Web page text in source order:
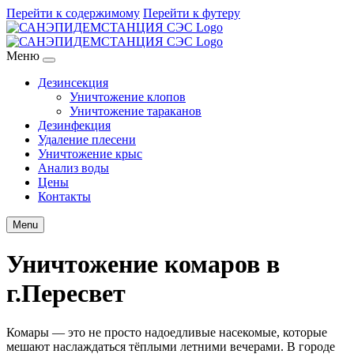
Перейти к содержимому Перейти к футеру
Меню
Дезинсекция
Уничтожение клопов
Уничтожение тараканов
Дезинфекция
Удаление плесени
Уничтожение крыс
Анализ воды
Цены
Контакты
Menu
Уничтожение комаров в
г.Пересвет
Комары — это не просто надоедливые насекомые, которые
мешают наслаждаться тёплыми летними вечерами. В городе